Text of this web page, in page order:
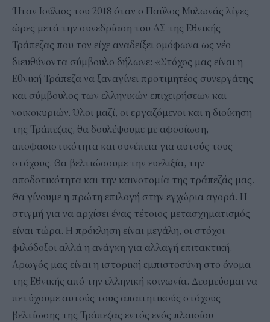
Ήταν Ιούλιος του 2018 όταν ο Παύλος Μυλωνάς λίγες
ώρες μετά την συνεδρίαση του ΔΣ της Εθνικής
Τράπεζας που τον είχε αναδείξει ομόφωνα ως νέο
διευθύνοντα σύμβουλο δήλωνε: «Στόχος μας είναι η
Εθνική Τράπεζα να ξαναγίνει προτιμητέος συνεργάτης
και σύμβουλος των ελληνικών επιχειρήσεων και
νοικοκυριών. Όλοι μαζί, οι εργαζόμενοι και η διοίκηση
της Τράπεζας, θα δουλέψουμε με αφοσίωση,
αποφασιστικότητα και συνέπεια για αυτούς τους
στόχους. Θα βελτιώσουμε την ευελιξία, την
αποδοτικότητα και την καινοτομία της τράπεζάς μας.
Θα γίνουμε η πρώτη επιλογή στην εγχώρια αγορά. Η
στιγμή για να αρχίσει ένας τέτοιος μετασχηματισμός
είναι τώρα. H πρόκληση είναι μεγάλη, οι στόχοι
φιλόδοξοι αλλά η ανάγκη για αλλαγή επιτακτική.
Αρωγός μας είναι η ιστορική εμπιστοσύνη στο όνομα
της Εθνικής από την ελληνική κοινωνία. Δεσμεύομαι να
πετύχουμε αυτούς τους απαιτητικούς στόχους
βελτίωσης της Τράπεζας εντός ενός πλαισίου